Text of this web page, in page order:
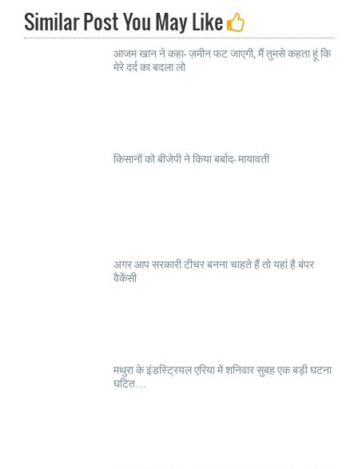
Similar Post You May Like
आजम खान ने कहा- ज़मीन फट जाएगी, मैं तुमसे कहता हूं कि
मेरे दर्द का बदला लो
किसानों को बीजेपी ने किया बर्बाद- मायावती
अगर आप सरकारी टीचर बनना चाहते हैं तो यहां है बंपर
वैकेंसी
मथुरा के इंडस्ट्रियल एरिया में शनिवार सुबह एक बड़ी घटना
घटित…